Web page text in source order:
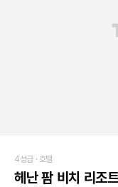
4성급 · 호텔
헤난 팜 비치 리조